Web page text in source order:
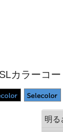
カラーコー
明る